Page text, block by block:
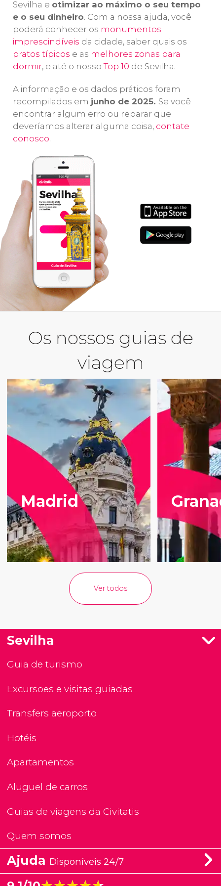
Catedral de
Santa María de
la Sede e a
Giralda, o
símbolo da
cidade.
grande
Mesquita,
declarada
Patrimônio da
Humanidade.
Sevilha e otimizar ao máximo o seu tempo
e o seu dinheiro. Com a nossa ajuda, você
poderá conhecer os monumentos
imprescindíveis da cidade, saber quais os
pratos típicos e as melhores zonas para
dormir, e até o nossoTop 10 de Sevilha.
A informação e os dados práticos foram
recompilados em junho de 2025. Se você
encontrar algum erro ou reparar que
deveríamos alterar alguma coisa, contate
conosco.
Os nossos guias de
viagem
Madrid
Ver todos
Sevilha
Guia de turismo
Excursões e visitas guiadas
Transfers aeroporto
Hotéis
Apartamentos
Aluguel de carros
Guias de viagens da Civitatis
Quem somos
Ajuda Disponíveis 24/7